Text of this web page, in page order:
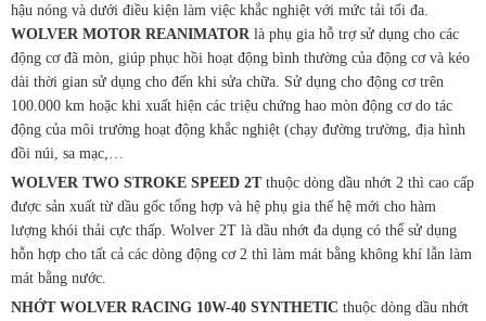
hậu nóng và dưới điều kiện làm việc khắc nghiệt với mức tải tối đa.
WOLVER MOTOR REANIMATOR là phụ gia hỗ trợ sử dụng cho các
động cơ đã mòn, giúp phục hồi hoạt động bình thường của động cơ và kéo
dài thời gian sử dụng cho đến khi sửa chữa. Sử dụng cho động cơ trên
100.000 km hoặc khi xuất hiện các triệu chứng hao mòn động cơ do tác
động của môi trường hoạt động khắc nghiệt (chạy đường trường, địa hình
đồi núi, sa mạc,…
WOLVER TWO STROKE SPEED 2Tthuộc dòng dầu nhớt 2 thì cao cấp
được sản xuất từ dầu gốc tổng hợp và hệ phụ gia thế hệ mới cho hàm
lượng khói thải cực thấp. Wolver 2T là dầu nhớt đa dụng có thể sử dụng
hỗn hợp cho tất cả các dòng động cơ 2 thì làm mát bằng không khí lẫn làm
mát bằng nước.
NHỚT WOLVER RACING 10W-40 SYNTHETIC thuộc dòng dầu nhớt